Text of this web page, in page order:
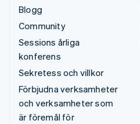
Blogg
Community
Sessions årliga
konferens
Sekretess och villkor
Förbjudna verksamheter
och verksamheter som
är föremål för